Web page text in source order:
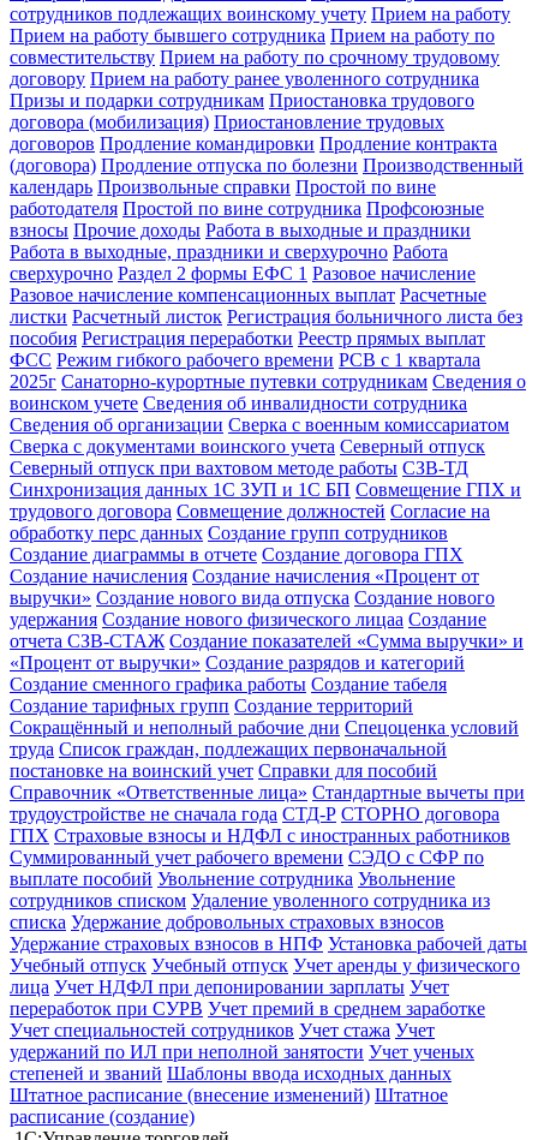
сотрудников подлежащих воинскому учету Прием на работу
Прием на работу бывшего сотрудника Прием на работу по
совместительству Прием на работу по срочному трудовому
договору Прием на работу ранее уволенного сотрудника
Призы и подарки сотрудникам Приостановка трудового
договора (мобилизация) Приостановление трудовых
договоров Продление командировки Продление контракта
(договора) Продление отпуска по болезни Производственный
календарь Произвольные справки Простой по вине
работодателя Простой по вине сотрудника Профсоюзные
взносы Прочие доходы Работа в выходные и праздники
Работа в выходные, праздники и сверхурочно Работа
сверхурочно Раздел 2 формы ЕФС 1 Разовое начисление
Разовое начисление компенсационных выплат Расчетные
листки Расчетный листок Регистрация больничного листа без
пособия Регистрация переработки Реестр прямых выплат
ФСС Режим гибкого рабочего времени РСВ с 1 квартала
2025г Санаторно-курортные путевки сотрудникам Сведения о
воинском учете Сведения об инвалидности сотрудника
Сведения об организации Сверка с военным комиссариатом
Сверка с документами воинского учета Северный отпуск
Северный отпуск при вахтовом методе работы СЗВ-ТД
Синхронизация данных 1С ЗУП и 1С БП Совмещение ГПХ и
трудового договора Совмещение должностей Согласие на
обработку перс данных Создание групп сотрудников
Создание диаграммы в отчете Создание договора ГПХ
Создание начисления Создание начисления «Процент от
выручки» Создание нового вида отпуска Создание нового
удержания Создание нового физического лицаа Создание
отчета СЗВ-СТАЖ Создание показателей «Сумма выручки» и
«Процент от выручки» Создание разрядов и категорий
Создание сменного графика работы Создание табеля
Создание тарифных групп Создание территорий
Сокращённый и неполный рабочие дни Спецоценка условий
труда Список граждан, подлежащих первоначальной
постановке на воинский учет Справки для пособий
Справочник «Ответственные лица» Стандартные вычеты при
трудоустройстве не сначала года СТД-Р СТОРНО договора
ГПХ Страховые взносы и НДФЛ с иностранных работников
Суммированный учет рабочего времени СЭДО с СФР по
выплате пособий Увольнение сотрудника Увольнение
сотрудников списком Удаление уволенного сотрудника из
списка Удержание добровольных страховых взносов
Удержание страховых взносов в НПФ Установка рабочей даты
Учебный отпуск Учебный отпуск Учет аренды у физического
лица Учет НДФЛ при депонировании зарплаты Учет
переработок при СУРВ Учет премий в среднем заработке
Учет специальностей сотрудников Учет стажа Учет
удержаний по ИЛ при неполной занятости Учет ученых
степеней и званий Шаблоны ввода исходных данных
Штатное расписание (внесение изменений) Штатное
расписание (создание)